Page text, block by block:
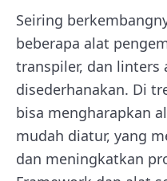
Seiring
beberapa alat
transpiler, dan linters
disederhanakan. Di
bisa mengharapkan
mudah diatur, yang
dan meningkatkan